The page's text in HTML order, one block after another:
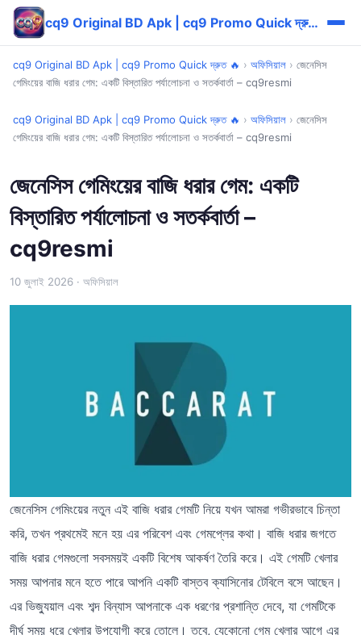
cq9 Original BD Apk | cq9 Promo Quick দ্রুত 🔥
cq9 Original BD Apk | cq9 Promo Quick দ্রুত 🔥 › অফিসিয়াল › জেনেসিস
গেমিংয়ের বাজি ধরার গেম: একটি বিস্তারিত পর্যালোচনা ও সতর্কবার্তা – cq9resmi
cq9 Original BD Apk | cq9 Promo Quick দ্রুত 🔥 › অফিসিয়াল › জেনেসিস
গেমিংয়ের বাজি ধরার গেম: একটি বিস্তারিত পর্যালোচনা ও সতর্কবার্তা – cq9resmi
জেনেসিস গেমিংয়ের বাজি ধরার গেম: একটি
বিস্তারিত পর্যালোচনা ও সতর্কবার্তা –
cq9resmi
10 জুলাই 2026 · অফিসিয়াল
জেনেসিস গেমিংয়ের নতুন এই বাজি ধরার গেমটি নিয়ে যখন আমরা গভীরভাবে চিন্তা
করি, তখন প্রথমেই মনে হয় এর পরিবেশ এবং গেমপ্লের কথা। বাজি ধরার জগতে
বাজি ধরার গেমগুলো সবসময়ই একটি বিশেষ আকর্ষণ তৈরি করে। এই গেমটি খেলার
সময় আপনার মনে হতে পারে আপনি একটি বাস্তব ক্যাসিনোর টেবিলে বসে আছেন।
এর ভিজ্যুয়াল এবং শব্দ বিন্যাস আপনাকে এক ধরণের প্রশান্তি দেবে, যা গেমটিকে
দীর্ঘ সময় ধরে খেলার উপযোগী করে তোলে। তবে, যেকোনো গেম খেলার আগে এর